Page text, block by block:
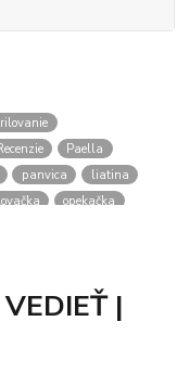
Paella
panvica
liatina
opekačka
|